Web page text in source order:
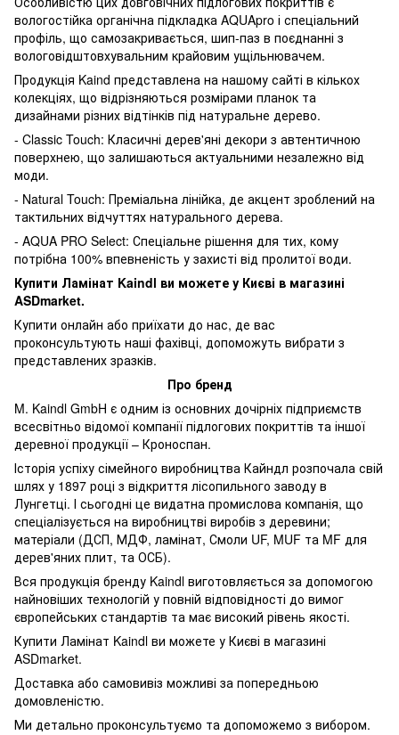
вологостійка органічна підкладка AQUApro і спеціальний
профіль, що самозакривається, шип-паз в поєднанні з
вологовідштовхувальним крайовим ущільнювачем.
Продукція Kaind представлена ​​на нашому сайті в кількох
колекціях, що відрізняються розмірами планок та
дизайнами різних відтінків під натуральне дерево.
- Classic Touch: Класичні дерев'яні декори з автентичною
поверхнею, що залишаються актуальними незалежно від
моди.
- Natural Touch: Преміальна лінійка, де акцент зроблений на
тактильних відчуттях натурального дерева.
- AQUA PRO Select: Спеціальне рішення для тих, кому
потрібна 100% впевненість у захисті від пролитої води.
Купити Ламінат Kaindl ви можете у Києві в магазині
ASDmarket.
Купити онлайн або приїхати до нас, де вас
проконсультують наші фахівці, допоможуть вибрати з
представлених зразків.
Про бренд
M. Kaindl GmbH є одним із основних дочірніх підприємств
всесвітньо відомої компанії підлогових покриттів та іншої
деревної продукції – Кроноспан.
Історія успіху сімейного виробництва Кайндл розпочала свій
шлях у 1897 році з відкриття лісопильного заводу в
Лунгетці. І сьогодні це видатна промислова компанія, що
спеціалізується на виробництві виробів з деревини;
матеріали (ДСП, МДФ, ламінат, Смоли UF, MUF та MF для
дерев'яних плит, та ОСБ).
Вся продукція бренду Kaindl виготовляється за допомогою
найновіших технологій у повній відповідності до вимог
європейських стандартів та має високий рівень якості.
Купити Ламінат Kaindl ви можете у Києві в магазині
ASDmarket.
Доставка або самовивіз можливі за попередньою
домовленістю.
Ми детально проконсультуємо та допоможемо з вибором.